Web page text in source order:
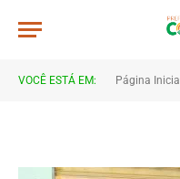
VOCÊ ESTÁ EM: Página Inicial
4B2A1002